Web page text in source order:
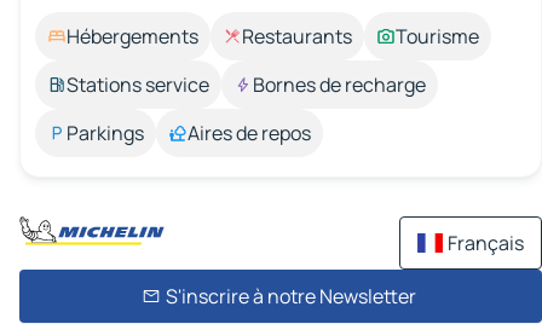
Hébergements Restaurants
Tourisme
Stations service
Bornes de recharge
Parkings
Aires de repos
Français
S'inscrire à notre Newsletter